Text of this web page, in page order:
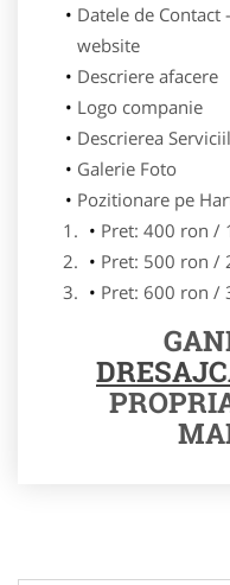
Datele de Contact
website
Descriere afacere
Logo companie
Descrierea
Galerie Foto
Pozitionare pe
Pret: 400 ron /
Pret: 500 ron /
Pret: 600 ron /